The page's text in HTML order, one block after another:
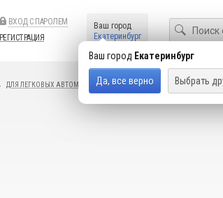
ВХОД С ПАРОЛЕМ
РЕГИСТРАЦИЯ
Ваш город
Екатеринбург
Ваш город Екатеринбург
Да, все верно Выбрать
ДЛЯ ЛЕГКОВЫХ АВТОМОБИЛЕЙ ALFAROMEO, LANCIA